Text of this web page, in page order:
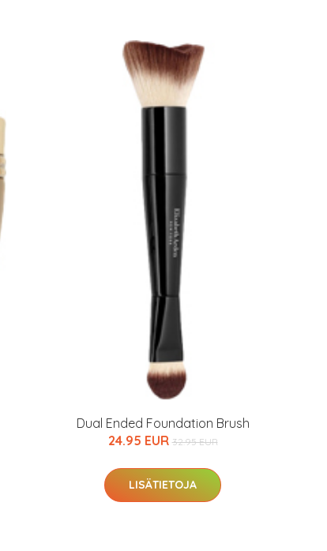
Dual Ended Foundation Brush
24.95 EUR 32.95 EUR
LISÄTIETOJA
tuotteet -20 %!
nyt vain 200 €